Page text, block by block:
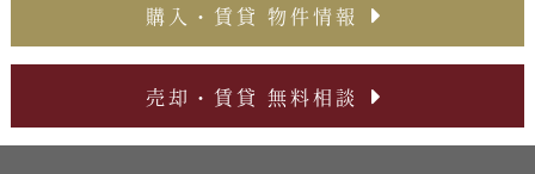
購入・賃貸 物件情報
売却・賃貸 無料相談